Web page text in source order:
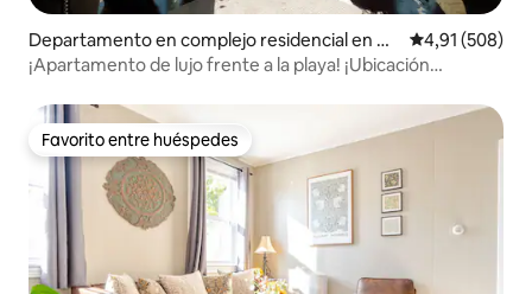
Departamento en complejo residencial en Ol
d Orchard Beach
Calificación
4,91 (508)
¡Apartamento de lujo frente a la playa! ¡Ubicación
Favorito entre huéspedes
Favorito entre huéspedes